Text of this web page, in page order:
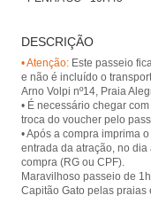
muita aventura na Escuna
Capitão Gato pelas praias e
região de Penha e Piçarras.
DESCRIÇÃO
• Atenção: Este passeio
e não é incluído o
Arno Volpi nº14, Praia
• É necessário chegar
troca do voucher pelo
• Após a compra imprima
entrada da atração, no
compra (RG ou CPF).
Maravilhoso passeio de